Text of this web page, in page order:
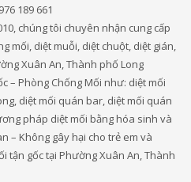
189 661
chúng tôi chuyên nhận cung cấp
mối, diệt muỗi, diệt chuột, diệt gián,
Xuân An, Thành phố Long
– Phòng Chống Mối như: diệt mối
diệt mối quán bar, diệt mối quán
pháp diệt mối bằng hóa sinh và
– Không gây hại cho trẻ em và
tận gốc tại Phường Xuân An, Thành